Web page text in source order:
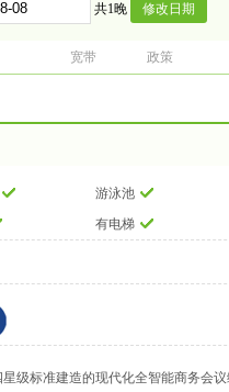
共1晚
宽带 政策
游泳池
有电梯
级标准建造的现代化全智能商务会